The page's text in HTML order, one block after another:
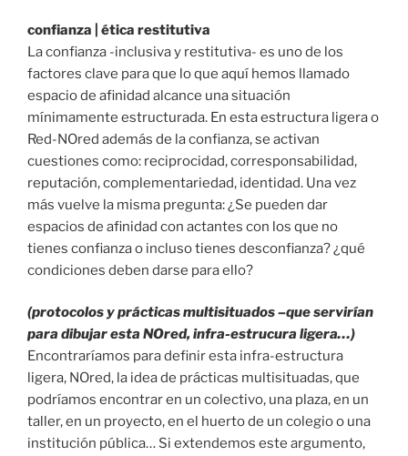
confianza | ética restitutiva
La confianza -inclusiva y restitutiva- es uno de los
factores clave para que lo que aquí hemos llamado
espacio de afinidad alcance una situación
mínimamente estructurada. En esta estructura ligera o
Red-NOred además de la confianza, se activan
cuestiones como: reciprocidad, corresponsabilidad,
reputación, complementariedad, identidad. Una vez
más vuelve la misma pregunta: ¿Se pueden dar
espacios de afinidad con actantes con los que no
tienes confianza o incluso tienes desconfianza? ¿qué
condiciones deben darse para ello?
(protocolos y prácticas multisituados –que servirían
para dibujar esta NOred, infra-estrucura ligera…)
Encontraríamos para definir esta infra-estructura
ligera, NOred, la idea de prácticas multisituadas, que
podríamos encontrar en un colectivo, una plaza, en un
taller, en un proyecto, en el huerto de un colegio o una
institución pública… Si extendemos este argumento,